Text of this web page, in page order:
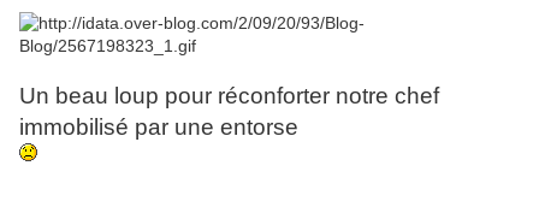
Un beau loup pour réconforter notre chef
immobilisé par une entorse